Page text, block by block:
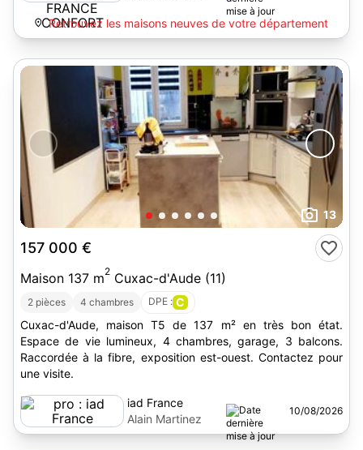
Retrouvez les maisons neuves de votre département
13
157 000 €
Maison 137 m2 Cuxac-d'Aude (11)
2 pièces 4 chambres DPE : C
Cuxac-d'Aude, maison T5 de 137 m² en très bon état.
Espace de vie lumineux, 4 chambres, garage, 3 balcons.
Raccordée à la fibre, exposition est-ouest. Contactez pour
une visite.
iad France
Alain Martinez
10/08/2026